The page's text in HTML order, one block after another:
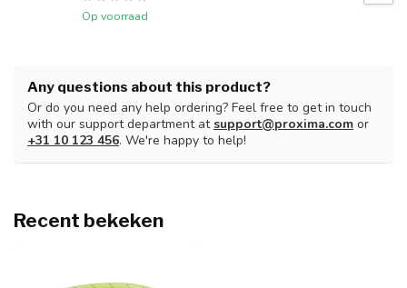
Op voorraad
Any questions about this product?
Or do you need any help ordering? Feel free to get in touch
with our support department atsupport@proxima.com or
+31 10 123 456. We're happy to help!
Recent bekeken